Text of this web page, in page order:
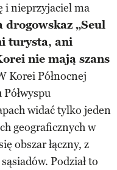
i nieprzyjaciel ma
drogowskaz „Seul
turysta, ani
nie mają szans
Korei Północnej
widać tylko jeden
geograficznych w
obszar łączny, z
Podział to